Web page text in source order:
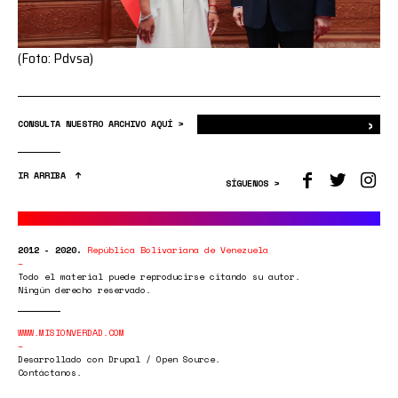
(Foto: Pdvsa)
CONSULTA NUESTRO ARCHIVO AQUÍ > ›
IR ARRIBA
SÍGUENOS >
2012 - 2020. República Bolivariana de Venezuela
Todo el material puede reproducirse citando su autor.
Ningún derecho reservado.
WWW.MISIONVERDAD.COM
Desarrollado con Drupal / Open Source.
Contáctanos.